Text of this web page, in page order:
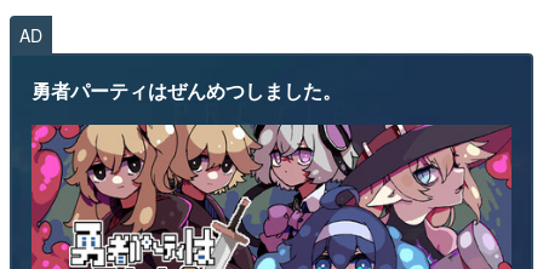
AD
勇者パーティはぜんめつしました。